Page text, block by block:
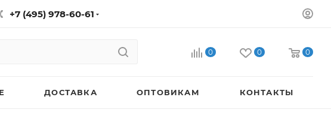
+7 (495) 978-60-61
0 0 0
ДОСТАВКА ОПТОВИКАМ КОНТАКТЫ